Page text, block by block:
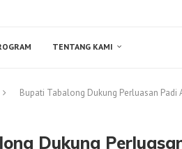
TENTANG KAMI
Bupati Tabalong Dukung Perluasan Padi
Dukung